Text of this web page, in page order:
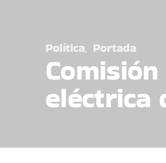
Política Portada
eléctrica